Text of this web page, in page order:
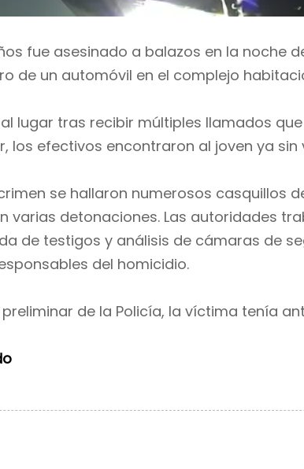
fue asesinado a balazos en la noche
de un automóvil en el complejo
lugar tras recibir múltiples llamados
los efectivos encontraron al joven ya
se hallaron numerosos casquillos
varias detonaciones. Las autoridades
de testigos y análisis de cámaras de
del homicidio.
de la Policía, la víctima tenía